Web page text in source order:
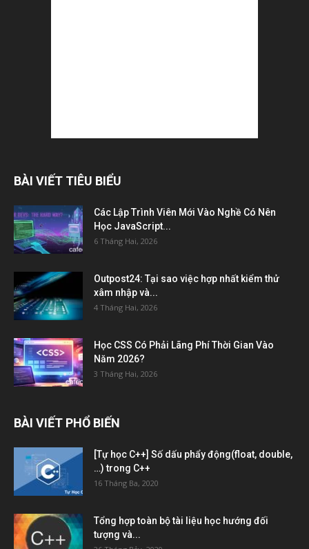
BÀI VIẾT TIÊU BIỂU
Các Lập Trình Viên Mới Vào Nghề Có Nên
Học JavaScript...
6 Tháng Hai, 2026
Outpost24: Tại sao việc hợp nhất kiểm thử
xâm nhập và...
4 Tháng Hai, 2026
Học CSS Có Phải Lãng Phí Thời Gian Vào
Năm 2026?
3 Tháng Hai, 2026
BÀI VIẾT PHỔ BIẾN
[Tự học C++] Số dấu phẩy động(float, double,
…) trong C++
16 Tháng Ba, 2020
Tổng hợp toàn bộ tài liệu học hướng đối
tượng và...